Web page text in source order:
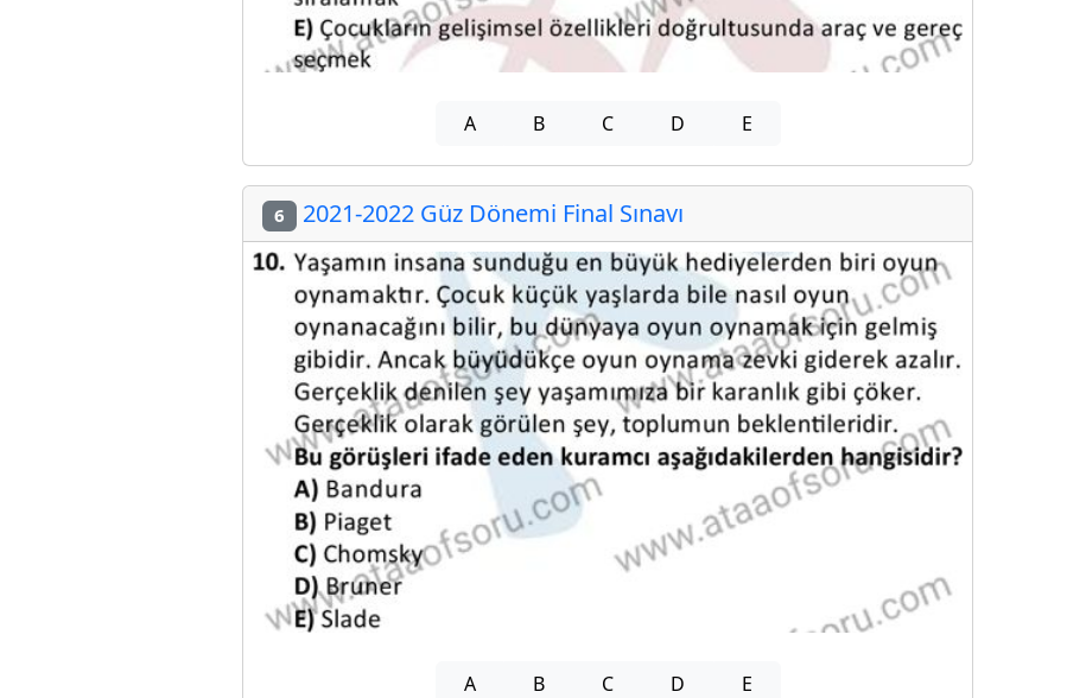
A B C D E
6 2021-2022 Güz Dönemi Final Sınavı
A B C D E